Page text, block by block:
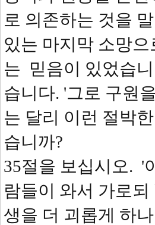
로 의존하는 것을
있는 마지막 소망
는 믿음이 있었습
습니다. '그로 구원
는 달리 이런 절박
습니까?
35절을 보십시오. '
람들이 와서 가로
생을 더 괴롭게 하